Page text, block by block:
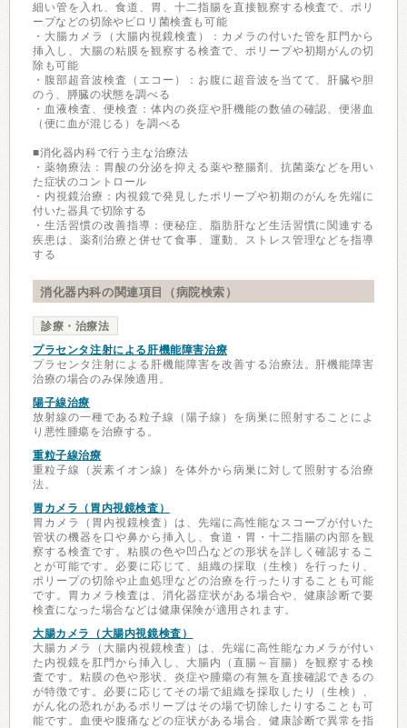
細い管を入れ、食道、胃、十二指腸を直接観察する検査で、ポリ
ープなどの切除やピロリ菌検査も可能
・大腸カメラ（大腸内視鏡検査）：カメラの付いた管を肛門から
挿入し、大腸の粘膜を観察する検査で、ポリープや初期がんの切
除も可能
・腹部超音波検査（エコー）：お腹に超音波を当てて、肝臓や胆
のう、膵臓の状態を調べる
・血液検査、便検査：体内の炎症や肝機能の数値の確認、便潜血
（便に血が混じる）を調べる
■消化器内科で行う主な治療法
・薬物療法：胃酸の分泌を抑える薬や整腸剤、抗菌薬などを用い
た症状のコントロール
・内視鏡治療：内視鏡で発見したポリープや初期のがんを先端に
付いた器具で切除する
・生活習慣の改善指導：便秘症、脂肪肝など生活習慣に関連する
疾患は、薬剤治療と併せて食事、運動、ストレス管理などを指導
する
消化器内科の関連項目（病院検索）
診療・治療法
プラセンタ注射による肝機能障害治療
プラセンタ注射による肝機能障害を改善する治療法。肝機能障害
治療の場合のみ保険適用。
陽子線治療
放射線の一種である粒子線（陽子線）を病巣に照射することによ
り悪性腫瘍を治療する。
重粒子線治療
重粒子線（炭素イオン線）を体外から病巣に対して照射する治療
法。
胃カメラ（胃内視鏡検査）
胃カメラ（胃内視鏡検査）は、先端に高性能なスコープが付いた
管状の機器を口や鼻から挿入し、食道・胃・十二指腸の内部を観
察する検査です。粘膜の色や凹凸などの形状を詳しく確認するこ
とが可能です。必要に応じて、組織の採取（生検）を行ったり、
ポリープの切除や止血処理などの治療を行ったりすることも可能
です。胃カメラ検査は、消化器症状がある場合や、健康診断で要
検査になった場合などは健康保険が適用されます。
大腸カメラ（大腸内視鏡検査）
大腸カメラ（大腸内視鏡検査）は、先端に高性能なカメラが付い
た内視鏡を肛門から挿入し、大腸内（直腸～盲腸）を観察する検
査です。粘膜の色や形状、炎症や腫瘍の有無を直接確認できるの
が特徴です。必要に応じてその場で組織を採取したり（生検）、
がん化の恐れがあるポリープはその場で切除したりすることも可
能です。血便や腹痛などの症状がある場合、健康診断で異常を指